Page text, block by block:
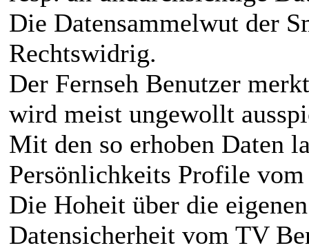
Die Datensammelwut der
Rechtswidrig.
Der Fernseh Benutzer
wird meist ungewollt
Mit den so erhoben Daten
Persönlichkeits Profile vom
Die Hoheit über die
Datensicherheit vom TV